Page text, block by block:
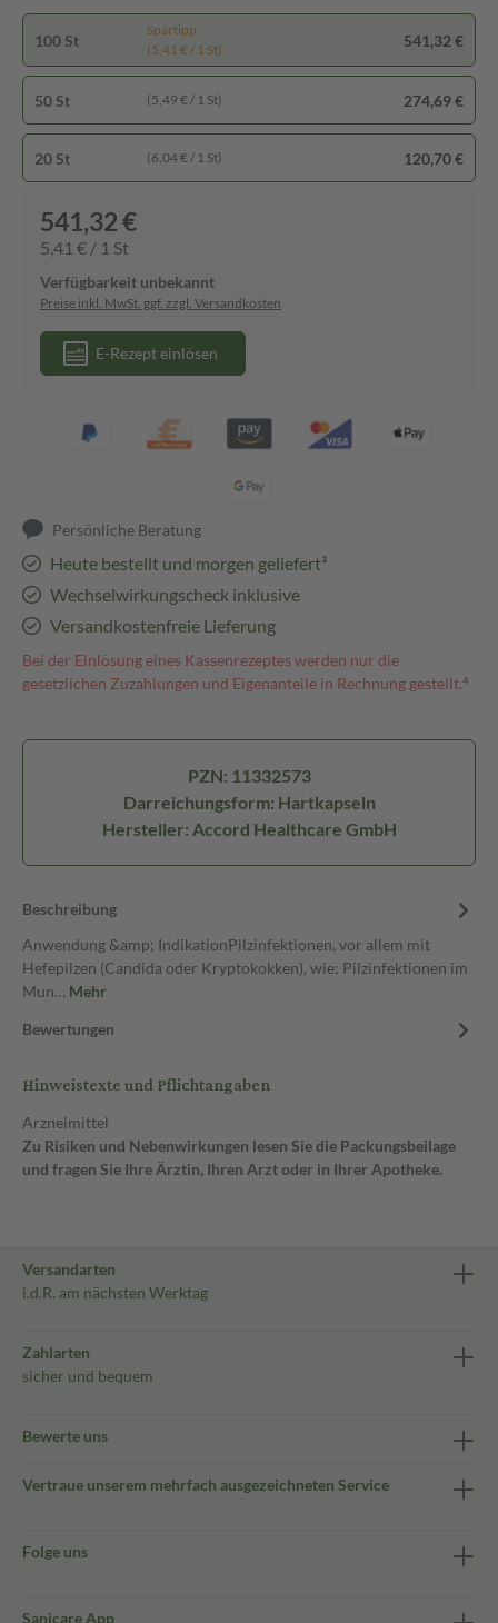
100 St
Spartipp
(5,41 € / 1 St)
541,32 €
50 St (5,49 € / 1 St) 274,69 €
20 St (6,04 € / 1 St) 120,70 €
541,32 €
5,41 € / 1 St
Verfügbarkeit unbekannt
Preise inkl. MwSt. ggf. zzgl. Versandkosten
E-Rezept einlösen
Persönliche Beratung
Heute bestellt und morgen geliefert³
Wechselwirkungscheck inklusive
Versandkostenfreie Lieferung
Bei der Einlösung eines Kassenrezeptes werden nur die
gesetzlichen Zuzahlungen und Eigenanteile in Rechnung gestellt.⁴
PZN: 11332573
Darreichungsform: Hartkapseln
Hersteller: Accord Healthcare GmbH
Beschreibung
Anwendung &amp; IndikationPilzinfektionen, vor allem mit
Hefepilzen (Candida oder Kryptokokken), wie: Pilzinfektionen im
Mun… Mehr
Bewertungen
Hinweistexte und Pflichtangaben
Arzneimittel
Zu Risiken und Nebenwirkungen lesen Sie die Packungsbeilage
und fragen Sie Ihre Ärztin, Ihren Arzt oder in Ihrer Apotheke.
Versandarten
i.d.R. am nächsten Werktag
Zahlarten
sicher und bequem
Bewerte uns
Vertraue unserem mehrfach ausgezeichneten Service
Folge uns
Sanicare App